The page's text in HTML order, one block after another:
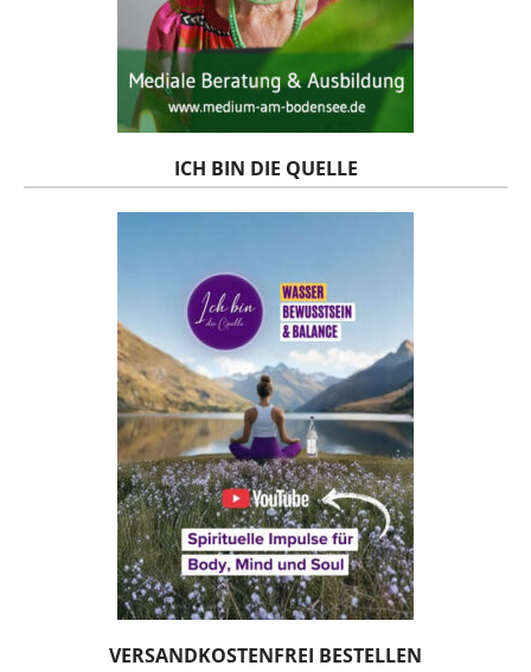
ICH BIN DIE QUELLE
VERSANDKOSTENFREI BESTELLEN